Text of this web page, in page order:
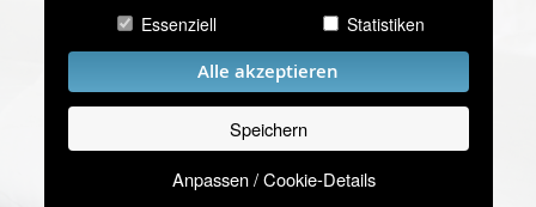
Essenziell
Statistiken
Alle akzeptieren
Speichern
Anpassen / Cookie-Details